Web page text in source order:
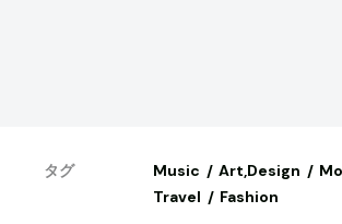
タグ Music Art,Design
Travel
Fashion